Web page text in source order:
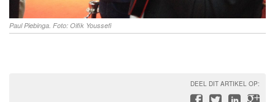
Paul Piebinga. Foto: Oifik Youssefi
DEEL DIT ARTIKEL OP: